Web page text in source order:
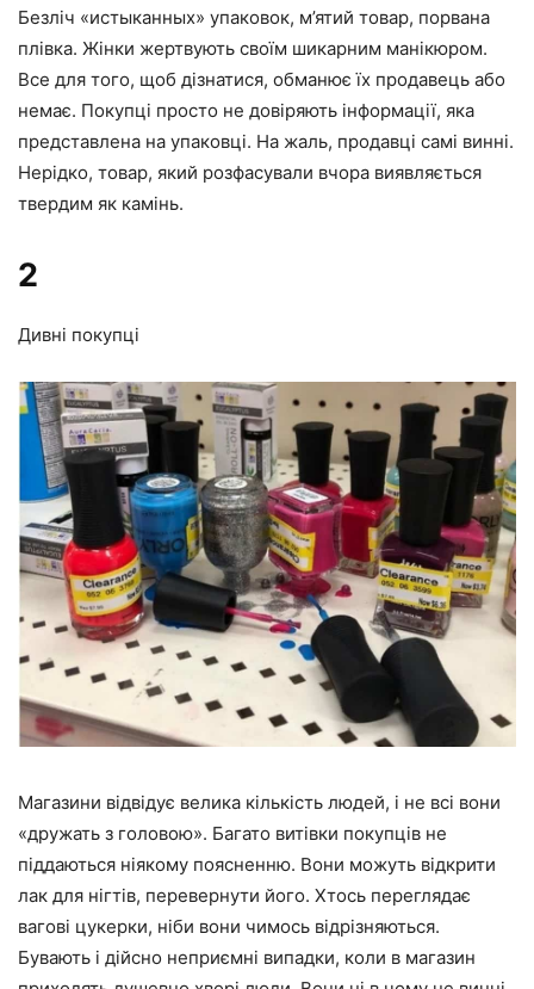
Безліч «истыканных» упаковок, м’ятий товар, порвана
плівка. Жінки жертвують своїм шикарним манікюром.
Все для того, щоб дізнатися, обманює їх продавець або
немає. Покупці просто не довіряють інформації, яка
представлена на упаковці. На жаль, продавці самі винні.
Нерідко, товар, який розфасували вчора виявляється
твердим як камінь.
2
Дивні покупці
Магазини відвідує велика кількість людей, і не всі вони
«дружать з головою». Багато витівки покупців не
піддаються ніякому поясненню. Вони можуть відкрити
лак для нігтів, перевернути його. Хтось переглядає
вагові цукерки, ніби вони чимось відрізняються.
Бувають і дійсно неприємні випадки, коли в магазин